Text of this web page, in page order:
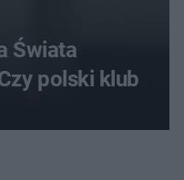
Świata
polski klub